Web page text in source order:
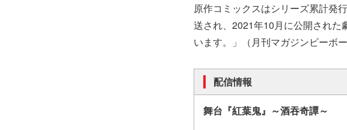
原作コミックスはシリーズ累計発
送され、2021年10月に公開され
います。」（月刊マガジンビーボ
配信情報
舞台『紅葉鬼』～酒吞奇譚～